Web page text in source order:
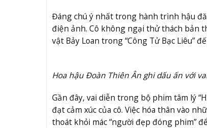
Đáng chú ý nhất trong hành trình hậu
điện ảnh. Cô không ngại thử thách bản
vật Bảy Loan trong “Công Tử Bạc Liêu”
Hoa hậu Đoàn Thiên Ân ghi dấu ấn với
Gần đây, vai diễn trong bộ phim tâm lý
đạt cảm xúc của cô. Việc hóa thân vào
thoát khỏi mác “người đẹp đóng phim”